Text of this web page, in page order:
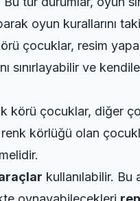
oyun kurallarını
çocuklar, resim
sınırlayabilir ve
körü çocuklar, diğer
körlüğü olan
kullanılabilir. Bu